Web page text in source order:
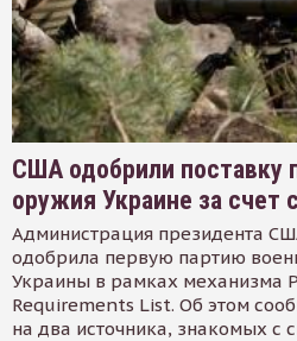
США одобрили поставку
оружия Украине за счет
Администрация президента
одобрила первую партию
Украины в рамках механизма
Requirements List. Об этом
на два источника, знакомых с